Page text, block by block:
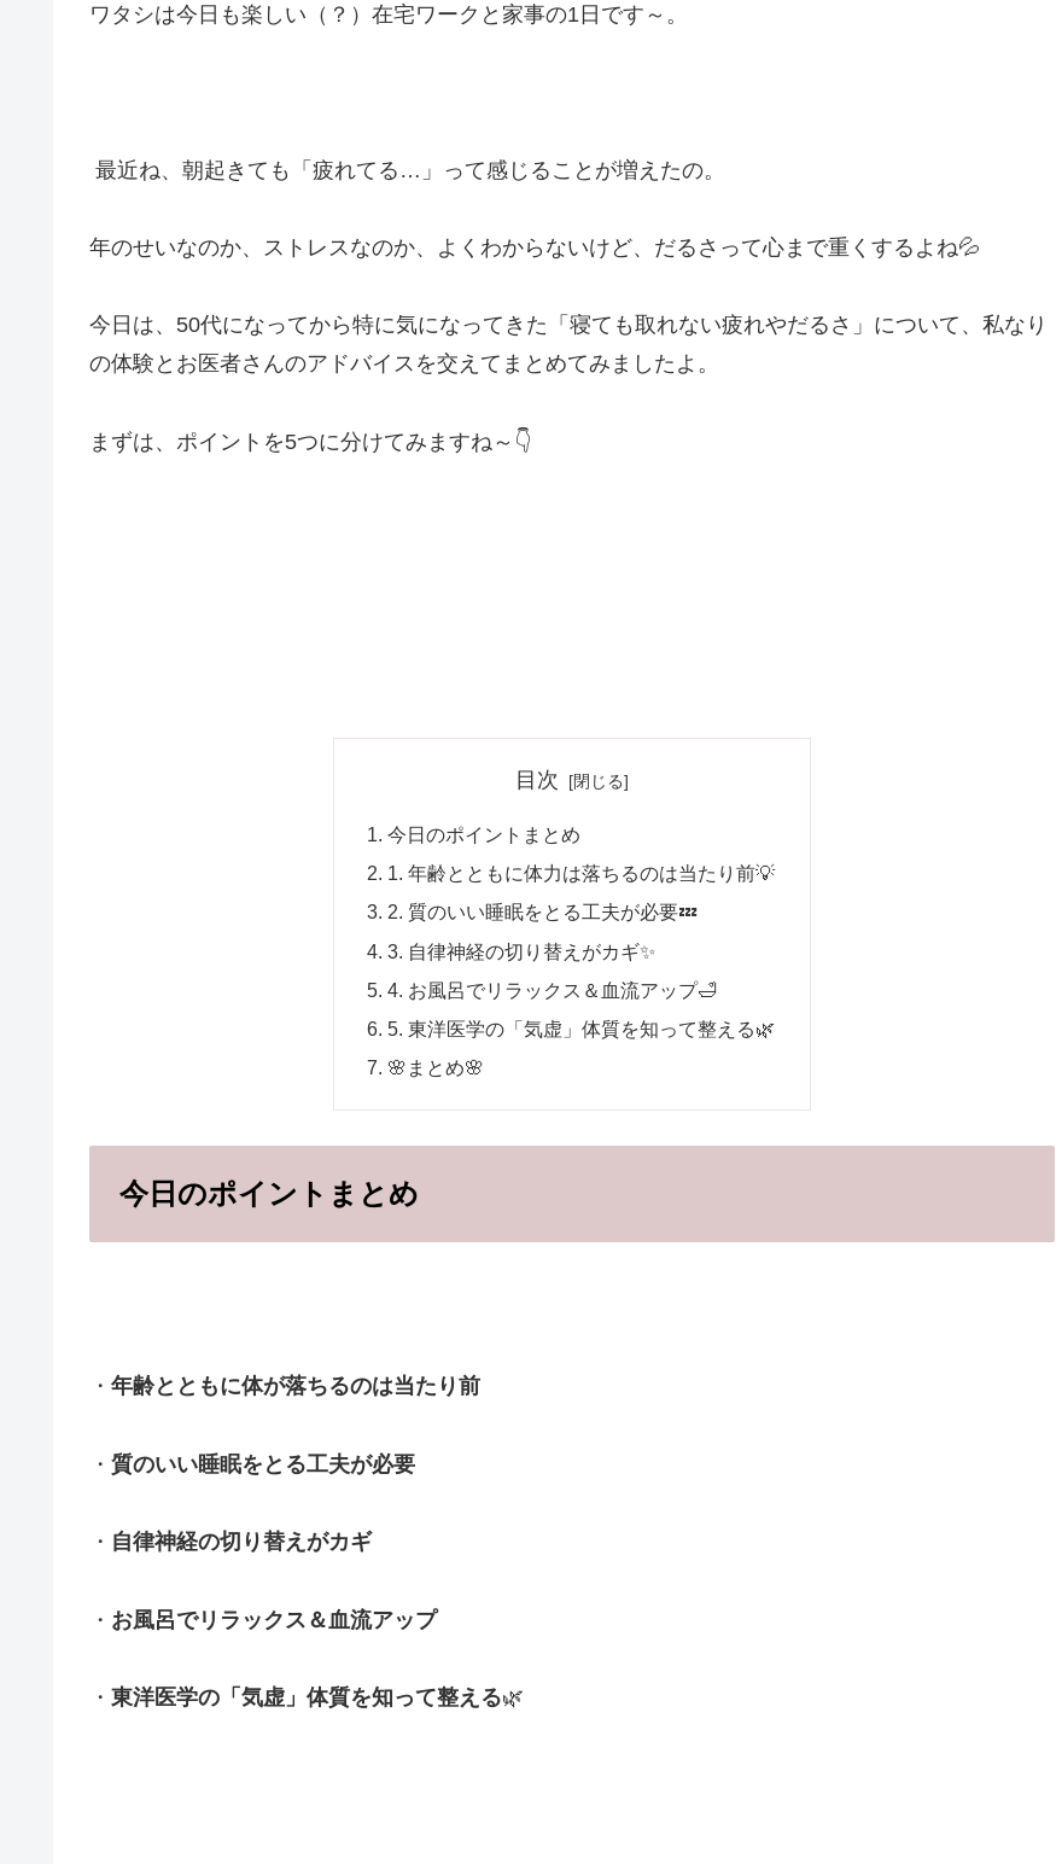
ワタシは今日も楽しい（？）在宅ワークと家事の1日です～。
最近ね、朝起きても「疲れてる…」って感じることが増えたの。
年のせいなのか、ストレスなのか、よくわからないけど、だるさって心まで重くするよね💦
今日は、50代になってから特に気になってきた「寝ても取れない疲れやだるさ」について、私なり
の体験とお医者さんのアドバイスを交えてまとめてみましたよ。
まずは、ポイントを5つに分けてみますね～👇
目次
今日のポイントまとめ
1. 年齢とともに体力は落ちるのは当たり前💡
2. 質のいい睡眠をとる工夫が必要💤
3. 自律神経の切り替えがカギ✨
4. お風呂でリラックス＆血流アップ🛁
5. 東洋医学の「気虚」体質を知って整える🌿
🌸まとめ🌸
今日のポイントまとめ
・ 年齢とともに体が落ちるのは当たり前
・ 質のいい睡眠をとる工夫が必要
・ 自律神経の切り替えがカギ
・ お風呂でリラックス＆血流アップ
・ 東洋医学の「気虚」体質を知って整える🌿